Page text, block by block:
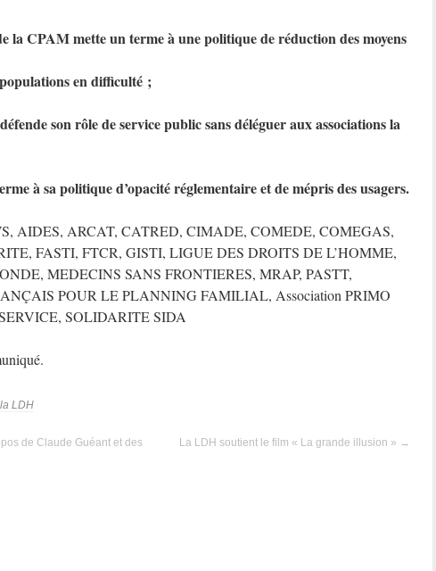
la CPAM mette un terme à une politique de réduction des moyens
en difficulté ;
son rôle de service public sans déléguer aux associations la
à sa politique d’opacité réglementaire et de mépris des usagers.
AIDES, ARCAT, CATRED, CIMADE, COMEDE, COMEGAS,
FASTI, FTCR, GISTI, LIGUE DES DROITS DE L’HOMME,
MEDECINS SANS FRONTIERES, MRAP, PASTT,
POUR LE PLANNING FAMILIAL, Association PRIMO
SOLIDARITE SIDA
LDH
de Claude Guéant et des
La LDH soutient le film « La grande illusion » →